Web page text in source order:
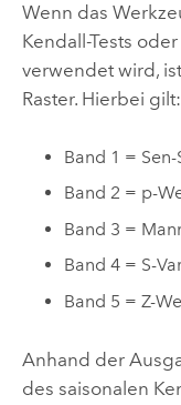
Wenn das
Kendall-Tests
verwendet wird,
Raster. Hierbei gilt:
Band 1 =
Band 2 = p-
Band 3 =
Band 4 = S-
Band 5 = Z-
Anhand der
des saisonalen